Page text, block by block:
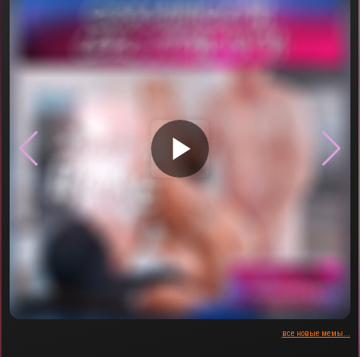
▶
все новые мемы...